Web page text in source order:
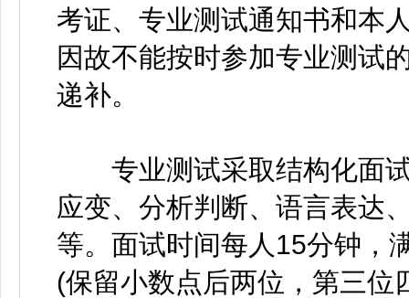
考证、专业测试通知书和本
因故不能按时参加专业测试
递补。
专业测试采取结构化面试
应变、分析判断、语言表达
等。面试时间每人15分钟，
(保留小数点后两位，第三位